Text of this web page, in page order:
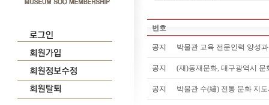
번호
공지 박물관 교육 전문인력 양성
공지 (재)동재문화, 대구광역시 문
공지 박물관 수(繡) 전통 문화 지